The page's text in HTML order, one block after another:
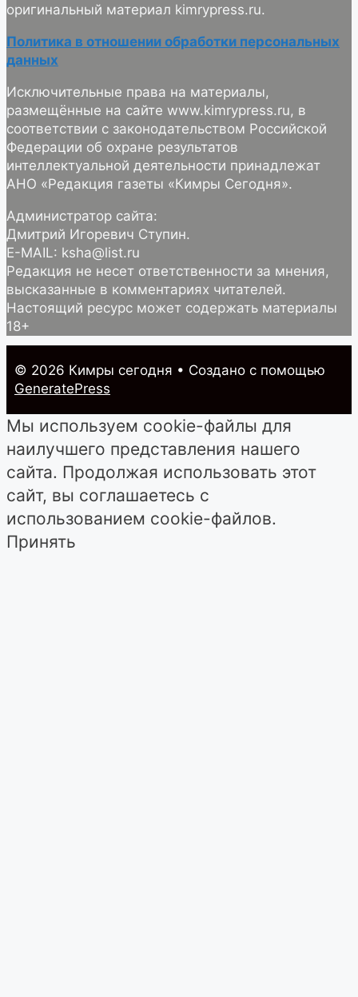
оригинальный материал kimrypress.ru.
Политика в отношении обработки персональных
данных
Исключительные права на материалы,
размещённые на сайте www.kimrypress.ru, в
соответствии с законодательством Российской
Федерации об охране результатов
интеллектуальной деятельности принадлежат
АНО «Редакция газеты «Кимры Сегодня».
Администратор сайта:
Дмитрий Игоревич Ступин.
E-MAIL: ksha@list.ru
Редакция не несет ответственности за мнения,
высказанные в комментариях читателей.
Настоящий ресурс может содержать материалы
18+
© 2026 Кимры cегодня • Создано с помощью
GeneratePress
Мы используем cookie-файлы для
наилучшего представления нашего
сайта. Продолжая использовать этот
сайт, вы соглашаетесь с
использованием cookie-файлов.
Принять